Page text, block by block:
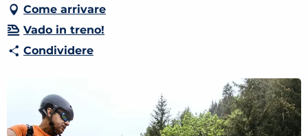
Come arrivare
Vado in treno!
Condividere